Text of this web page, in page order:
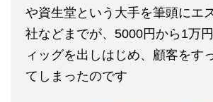
や資生堂という大手を筆頭にエ
社などまでが、5000円から1万
ィッグを出しはじめ、顧客をす
てしまったのです